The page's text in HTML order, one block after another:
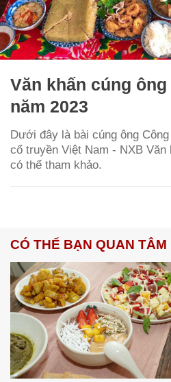
Văn khấn cúng
năm 2023
Dưới đây là bài cúng ông
cổ truyền Việt Nam - NXB Văn
có thể tham khảo.
CÓ THỂ BẠN QUAN TÂM